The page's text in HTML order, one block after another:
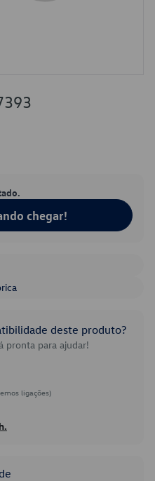
chegar!
deste produto?
pronta para ajudar!
ligações)